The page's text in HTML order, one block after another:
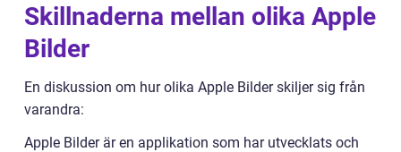
Skillnaderna mellan olika Apple
Bilder
En diskussion om hur olika Apple Bilder skiljer sig från
varandra:
Apple Bilder är en applikation som har utvecklats och